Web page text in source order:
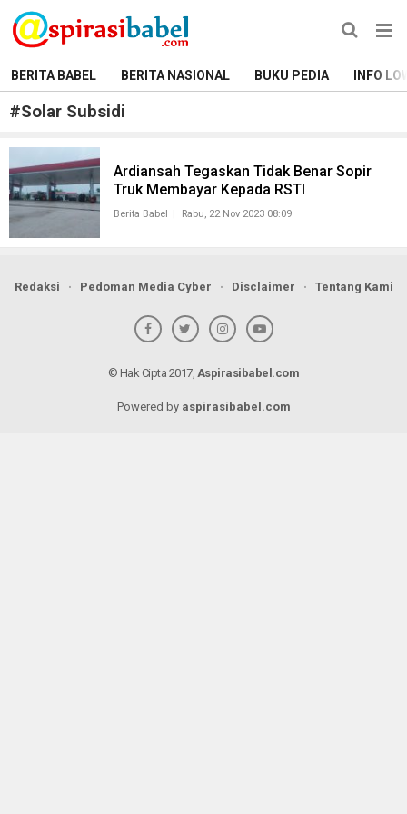
BERITA BABEL BERITA NASIONAL BUKU PEDIA INFO
#Solar Subsidi
Ardiansah Tegaskan Tidak Benar Sopir
Truk Membayar Kepada RSTI
Berita Babel Rabu, 22 Nov 2023 08:09
Redaksi Pedoman Media Cyber Disclaimer Tentang Kami
© Hak Cipta 2017, Aspirasibabel.com
Powered by aspirasibabel.com